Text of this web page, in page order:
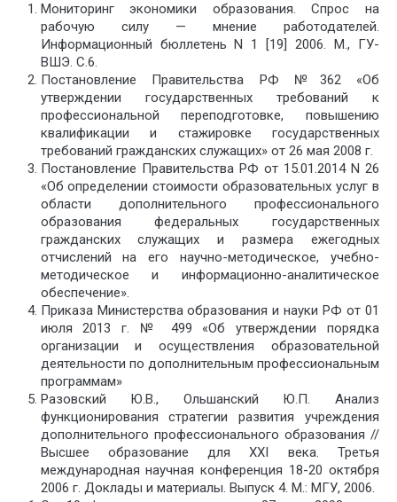
Мониторинг экономики образования. Спрос на
рабочую силу — мнение работодателей.
Информационный бюллетень N 1 [19] 2006. М., ГУ-
ВШЭ. С.6.
Постановление Правительства РФ №362 «Об
утверждении государственных требований к
профессиональной переподготовке, повышению
квалификации и стажировке государственных
требований гражданских служащих» от 26 мая 2008 г.
Постановление Правительства РФ от 15.01.2014 N 26
«Об определении стоимости образовательных услуг в
области дополнительного профессионального
образования федеральных государственных
гражданских служащих и размера ежегодных
отчислений на его научно-методическое, учебно-
методическое и информационно-аналитическое
обеспечение».
Приказа Министерства образования и науки РФ от 01
июля 2013 г. № 499 «Об утверждении порядка
организации и осуществления образовательной
деятельности по дополнительным профессиональным
программам»
Разовский Ю.В., Ольшанский Ю.П. Анализ
функционирования стратегии развития учреждения
дополнительного профессионального образования //
Высшее образование для XXI века. Третья
международная научная конференция 18-20 октября
2006 г. Доклады и материалы. Выпуск 4. М.: МГУ, 2006.